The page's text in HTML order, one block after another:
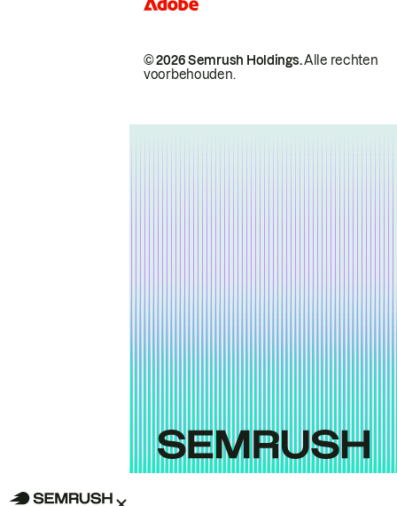
© 2026 Semrush Holdings.Alle rechten
voorbehouden.